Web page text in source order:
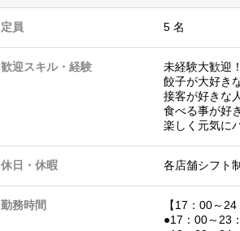
定員 5 名
歓迎スキル・経験
未経験大歓迎！
餃子が大好き
接客が好きな
食べる事が好
楽しく元気に
休日・休暇 各店舗シフト制
勤務時間
【17：00～
●17：00～23